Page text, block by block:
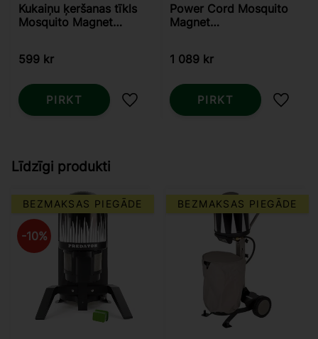
Kukaiņu ķeršanas tīkls
Mosquito Magnet
599kr
Pievienot vēlmjām
PIRKT
Power Cord Mosquito
Magnet
1 089kr
PIRKT
Līdzīgi produkti
10%
BEZMAKSAS PIEGĀDE BEZMAKSAS PIEGĀDE